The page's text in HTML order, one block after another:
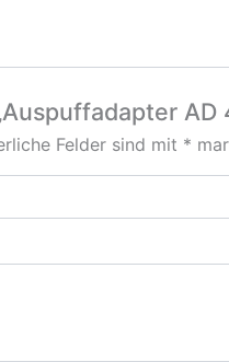
AD
Felder sind mit *